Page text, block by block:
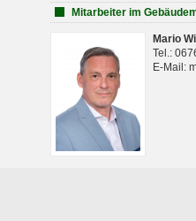
Mitarbeiter im
Mario
Tel.:
E-Mail: